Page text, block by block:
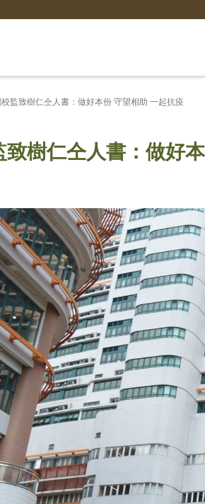
監致樹仁仝人書：做好本份 守望相助 一起抗疫
樹仁仝人書：做好